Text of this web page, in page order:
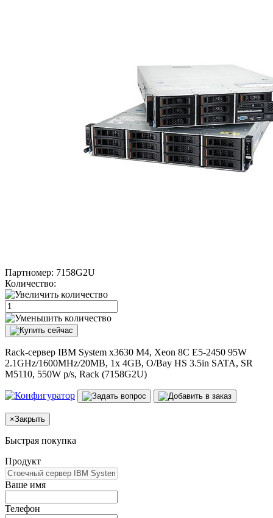
Партномер: 7158G2U
Количество:
Rack-сервер IBM System x3630 M4, Xeon 8C E5-2450 95W
2.1GHz/1600MHz/20MB, 1x 4GB, O/Bay HS 3.5in SATA, SR
M5110, 550W p/s, Rack (7158G2U)
×Закрыть
Быстрая покупка
Продукт
Ваше имя
Телефон